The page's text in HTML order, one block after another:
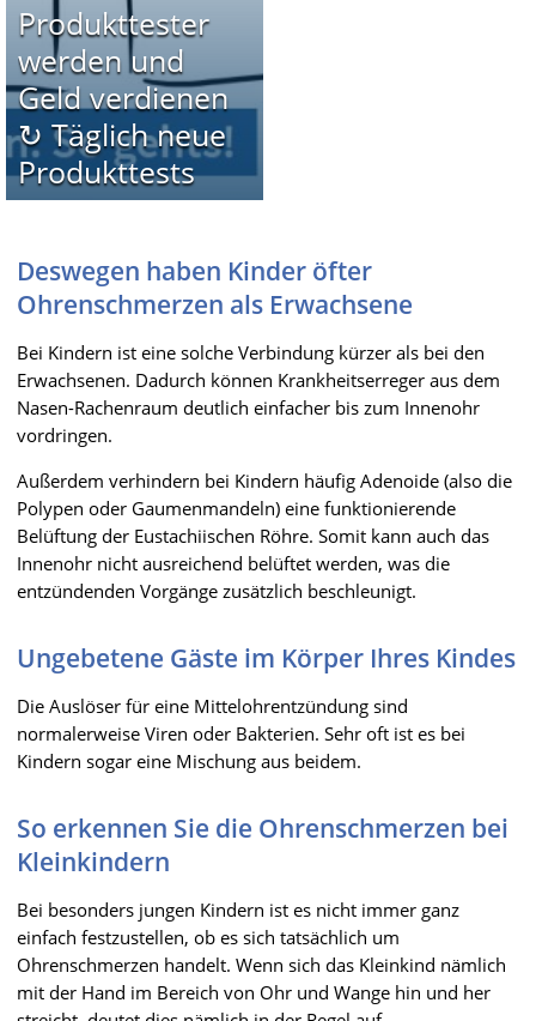
Produkttester
werden und
Geld verdienen
↻ Täglich neue
Produkttests
Deswegen haben Kinder öfter
Ohrenschmerzen als Erwachsene
Bei Kindern ist eine solche Verbindung kürzer als bei den
Erwachsenen. Dadurch können Krankheitserreger aus dem
Nasen-Rachenraum deutlich einfacher bis zum Innenohr
vordringen.
Außerdem verhindern bei Kindern häufig Adenoide (also die
Polypen oder Gaumenmandeln) eine funktionierende
Belüftung der Eustachiischen Röhre. Somit kann auch das
Innenohr nicht ausreichend belüftet werden, was die
entzündenden Vorgänge zusätzlich beschleunigt.
Ungebetene Gäste im Körper Ihres Kindes
Die Auslöser für eine Mittelohrentzündung sind
normalerweise Viren oder Bakterien. Sehr oft ist es bei
Kindern sogar eine Mischung aus beidem.
So erkennen Sie die Ohrenschmerzen bei
Kleinkindern
Bei besonders jungen Kindern ist es nicht immer ganz
einfach festzustellen, ob es sich tatsächlich um
Ohrenschmerzen handelt. Wenn sich das Kleinkind nämlich
mit der Hand im Bereich von Ohr und Wange hin und her